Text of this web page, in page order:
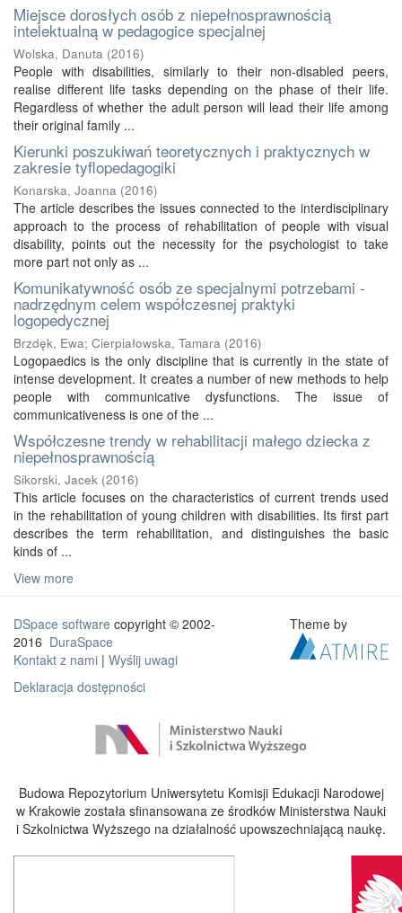
Miejsce dorosłych osób z niepełnosprawnością
intelektualną w pedagogice specjalnej
Wolska, Danuta (2016)
People with disabilities, similarly to their non-disabled peers,
realise different life tasks depending on the phase of their life.
Regardless of whether the adult person will lead their life among
their original family ...
Kierunki poszukiwań teoretycznych i praktycznych w
zakresie tyflopedagogiki
Konarska, Joanna (2016)
The article describes the issues connected to the interdisciplinary
approach to the process of rehabilitation of people with visual
disability, points out the necessity for the psychologist to take
more part not only as ...
Komunikatywność osób ze specjalnymi potrzebami -
nadrzędnym celem współczesnej praktyki
logopedycznej
Brzdęk, Ewa; Cierpiałowska, Tamara (2016)
Logopaedics is the only discipline that is currently in the state of
intense development. It creates a number of new methods to help
people with communicative dysfunctions. The issue of
communicativeness is one of the ...
Współczesne trendy w rehabilitacji małego dziecka z
niepełnosprawnością
Sikorski, Jacek (2016)
This article focuses on the characteristics of current trends used
in the rehabilitation of young children with disabilities. Its first part
describes the term rehabilitation, and distinguishes the basic
kinds of ...
View more
DSpace software copyright © 2002-
2016 DuraSpace
Kontakt z nami | Wyślij uwagi
Deklaracja dostępności
Theme by
Budowa Repozytorium Uniwersytetu Komisji Edukacji Narodowej
w Krakowie została sfinansowana ze środków Ministerstwa Nauki
i Szkolnictwa Wyższego na działalność upowszechniającą naukę.